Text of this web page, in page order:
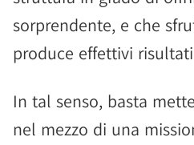
sorprendente, e che
produce effettivi
In tal senso, basta
nel mezzo di una